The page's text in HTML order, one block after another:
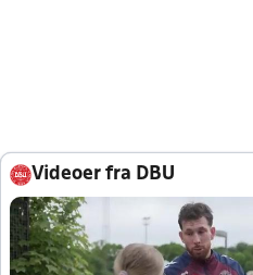
Videoer fra DBU